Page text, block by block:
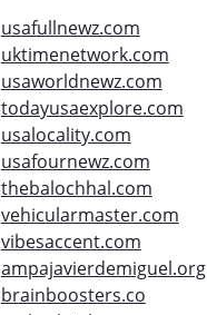
usafullnewz.com
uktimenetwork.com
usaworldnewz.com
todayusaexplore.com
usalocality.com
usafournewz.com
thebalochhal.com
vehicularmaster.com
vibesaccent.com
ampajavierdemiguel.org
brainboosters.co